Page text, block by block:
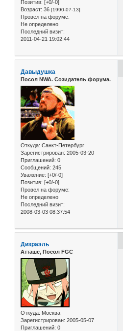
Позитив: [+0/-0]
Возраст: 36 [1990-07-13]
Провел на форуме:
Не определено
Последний визит:
2011-04-21 19:02:44
Давыдушка
Посол NWA. Созидатель форума.
Откуда: Санкт-Петербург
Зарегистрирован: 2005-03-20
Приглашений: 0
Сообщений: 245
Уважение: [+0/-0]
Позитив: [+0/-0]
Провел на форуме:
Не определено
Последний визит:
2008-03-03 08:37:54
Дизраэль
Атташе, Посол FGC
Откуда: Москва
Зарегистрирован: 2005-05-07
Приглашений: 0